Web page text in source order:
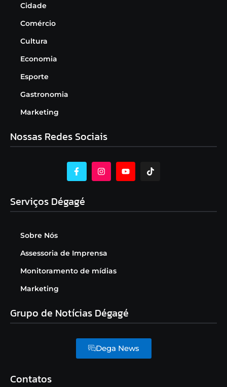
Cidade
Comércio
Cultura
Economia
Esporte
Gastronomia
Marketing
Nossas Redes Sociais
Serviços Dégagé
Sobre Nós
Assessoria de Imprensa
Monitoramento de mídias
Marketing
Grupo de Notícias Dégagé
Dega News
Contatos